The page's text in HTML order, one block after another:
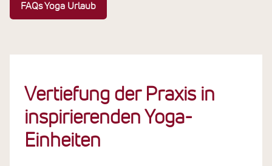
FAQs Yoga Urlaub
Vertiefung der Praxis in
inspirierenden Yoga-
Einheiten